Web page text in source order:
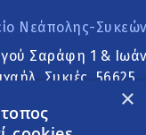
Νεάπολης-Συκεών
Σαράφη 1 &
Συκιές, 56625
×